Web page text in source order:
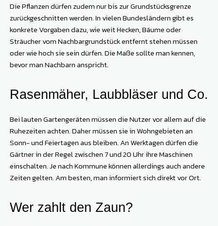
Die Pflanzen dürfen zudem nur bis zur Grundstücksgrenze
zurückgeschnitten werden. In vielen Bundesländern gibt es
konkrete Vorgaben dazu, wie weit Hecken, Bäume oder
Sträucher vom Nachbargrundstück entfernt stehen müssen
oder wie hoch sie sein dürfen. Die Maße sollte man kennen,
bevor man Nachbarn anspricht.
Rasenmäher, Laubbläser und Co.
Bei lauten Gartengeräten müssen die Nutzer vor allem auf die
Ruhezeiten achten. Daher müssen sie in Wohngebieten an
Sonn- und Feiertagen aus bleiben. An Werktagen dürfen die
Gärtner in der Regel zwischen 7 und 20 Uhr ihre Maschinen
einschalten. Je nach Kommune können allerdings auch andere
Zeiten gelten. Am besten, man informiert sich direkt vor Ort.
Wer zahlt den Zaun?